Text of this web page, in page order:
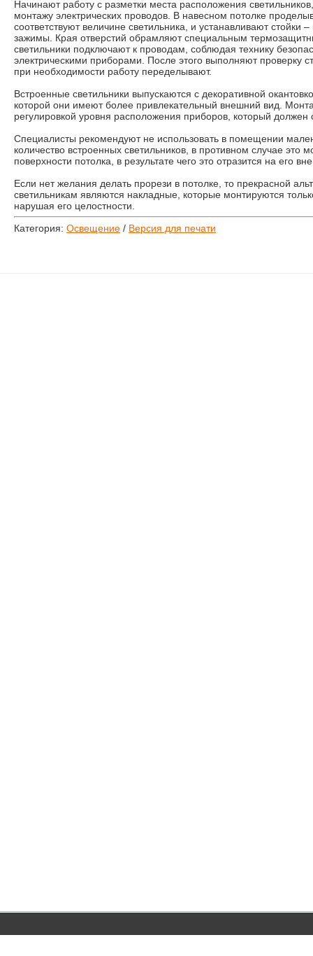
Начинают работу с разметки места расположения
монтажу электрических проводов. В навесном потолке
соответствуют величине светильника, и устанавливают стойки
зажимы. Края отверстий обрамляют специальным
светильники подключают к проводам, соблюдая технику
электрическими приборами. После этого выполняют проверку
при необходимости работу переделывают.
Встроенные светильники выпускаются с декоративной
которой они имеют более привлекательный внешний вид.
регулировкой уровня расположения приборов, который должен
Специалисты рекомендуют не использовать в помещении
количество встроенных светильников, в противном случае это
поверхности потолка, в результате чего это отразится на его
Если нет желания делать прорези в потолке, то прекрасной
светильникам являются накладные, которые монтируются
нарушая его целостности.
Категория: Освещение / Версия для печати